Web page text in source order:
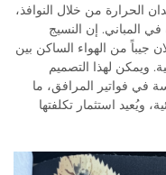
الحرارة من خلال النوافذ،
المباني. إن النسيج
جيباً من الهواء الساكن بين
ويمكن لهذا التصميم
في فواتير المرافق، ما
ويُعيد استثمار تكلفتها